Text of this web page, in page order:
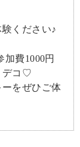
ください♪
費1000円
デコ♡
をぜひご体